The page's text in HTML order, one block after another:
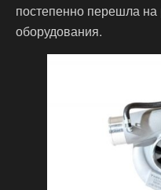
постепенно перешла
оборудования.